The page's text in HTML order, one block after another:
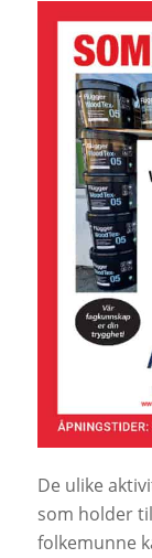
De ulike
som holder
folkemunne